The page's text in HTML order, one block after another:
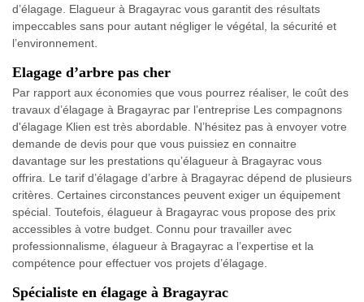
d’élagage. Elagueur à Bragayrac vous garantit des résultats
impeccables sans pour autant négliger le végétal, la sécurité et
l’environnement.
Elagage d’arbre pas cher
Par rapport aux économies que vous pourrez réaliser, le coût des
travaux d’élagage à Bragayrac par l’entreprise Les compagnons
d'élagage Klien est très abordable. N’hésitez pas à envoyer votre
demande de devis pour que vous puissiez en connaitre
davantage sur les prestations qu’élagueur à Bragayrac vous
offrira. Le tarif d’élagage d’arbre à Bragayrac dépend de plusieurs
critères. Certaines circonstances peuvent exiger un équipement
spécial. Toutefois, élagueur à Bragayrac vous propose des prix
accessibles à votre budget. Connu pour travailler avec
professionnalisme, élagueur à Bragayrac a l’expertise et la
compétence pour effectuer vos projets d’élagage.
Spécialiste en élagage à Bragayrac